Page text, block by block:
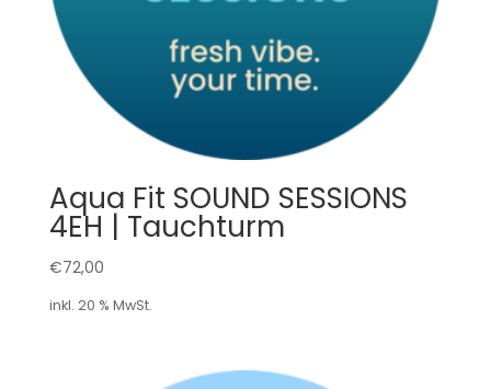
Aqua Fit SOUND SESSIONS
4EH | Tauchturm
€72,00
inkl. 20 % MwSt.